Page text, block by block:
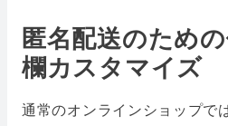
匿名配送のため
欄カスタマイズ
通常のオンラインショップで